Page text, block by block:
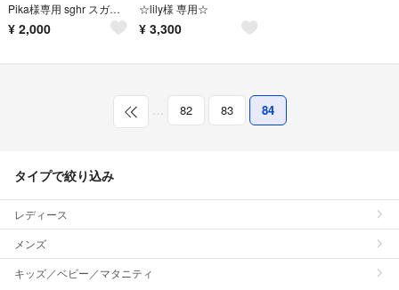
Pika様専用 sghr スガハラ 小物入れ
¥ 2,000
☆lily様 専用☆
¥ 3,300
… 82 83 84
タイプで絞り込み
レディース
メンズ
キッズ／ベビー／マタニティ